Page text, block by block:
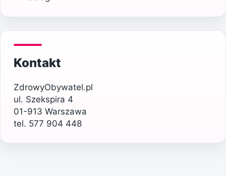
Kontakt
ZdrowyObywatel.pl
ul. Szekspira 4
01-913 Warszawa
tel. 577 904 448